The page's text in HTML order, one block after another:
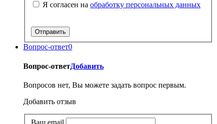
Я согласен на обработку персональных данных
Вопрос-ответ0
Вопрос-ответДобавить
Вопросов нет, Вы можете задать вопрос первым.
Добавить отзыв
Ваш email